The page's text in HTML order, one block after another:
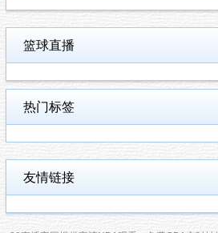
篮球直播
热门标签
友情链接